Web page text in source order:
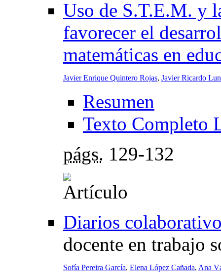
Uso de S.T.E.M. y
favorecer el
matemáticas en
Javier Enrique Quintero Rojas, Javier Ricardo
Resumen
Texto Completo
págs. 129-132
Diarios
docente en trabajo
Sofía Pereira García, Elena López Cañada, Ana